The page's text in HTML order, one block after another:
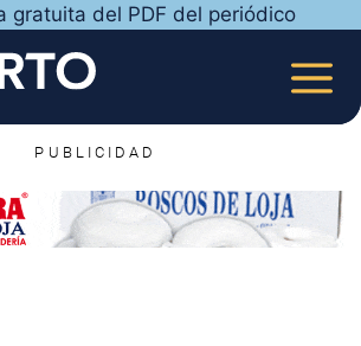
gratuita del PDF del periódico
PUBLICIDAD